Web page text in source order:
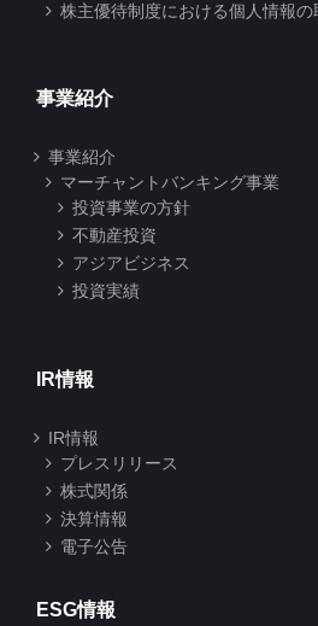
株主優待制度における個人情報の
事業紹介
事業紹介
マーチャントバンキング事業
投資事業の方針
不動産投資
アジアビジネス
投資実績
IR情報
IR情報
プレスリリース
株式関係
決算情報
電子公告
ESG情報